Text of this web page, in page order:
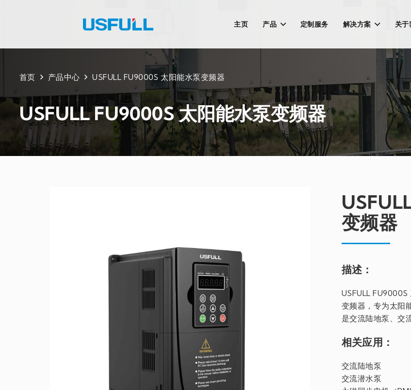
主页 产品 定制服务 解决方案 关于
首页 产品中心 USFULL FU9000S 太阳能水泵变频器
USFULL FU9000S 太阳能水泵变频器
变频器
描述：
USFULL
变频器，专为太阳
是交流陆地泵、交
相关应用：
交流陆地泵
交流潜水泵